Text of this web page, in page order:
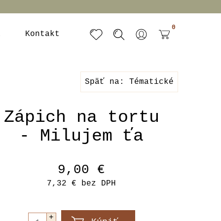
Kontakt
0
Späť na: Tématické
Zápich na tortu
- Milujem ťa
9,00 €
7,32 € bez DPH